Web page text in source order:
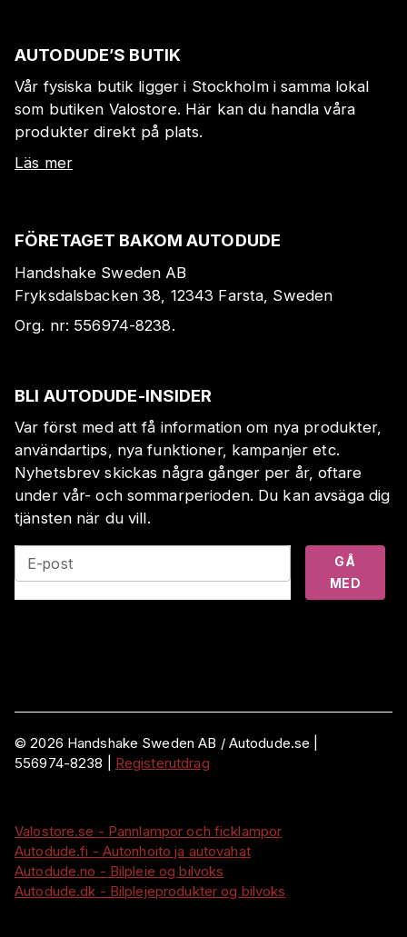
AUTODUDE’S BUTIK
Vår fysiska butik ligger i Stockholm i samma lokal
som butiken Valostore. Här kan du handla våra
produkter direkt på plats.
Läs mer
FÖRETAGET BAKOM AUTODUDE
Handshake Sweden AB
Fryksdalsbacken 38, 12343 Farsta, Sweden
Org. nr: 556974-8238.
BLI AUTODUDE-INSIDER
Var först med att få information om nya produkter,
användartips, nya funktioner, kampanjer etc.
Nyhetsbrev skickas några gånger per år, oftare
under vår- och sommarperioden. Du kan avsäga dig
tjänsten när du vill.
E-post
GÅ
MED
©2026 Handshake Sweden AB / Autodude.se |
556974-8238
Registerutdrag
Valostore.se - Pannlampor och ficklampor
Autodude.fi - Autonhoito ja autovahat
Autodude.no - Bilpleie og bilvoks
Autodude.dk - Bilplejeprodukter og bilvoks